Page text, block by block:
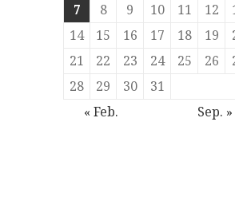
7
8 9 10 11 12
14
15 16 17 18 19
21
22 23 24 25 26
28
29 30
31
« Feb.
Sep. »